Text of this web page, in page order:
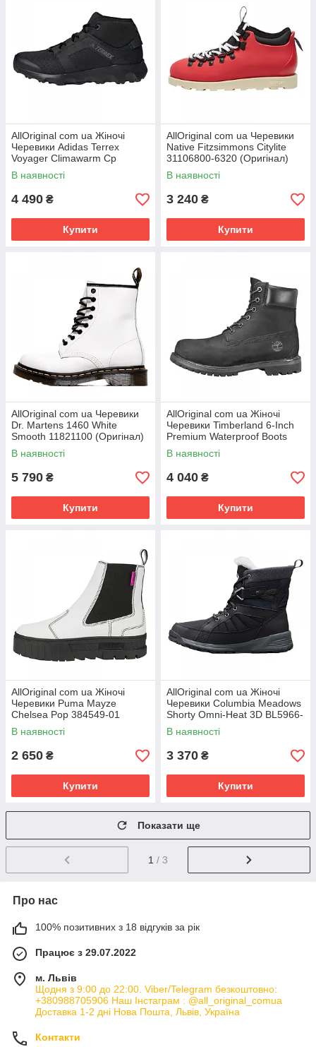
AllOriginal com ua Жіночі
Черевики Adidas Terrex
Voyager Climawarm Cp
S80808 (Оригінал) РОЗМІРИ
ЗАПИТУЙТЕ
В наявності
4 490 ₴
Купити
AllOriginal com ua Черевики
Native Fitzsimmons Citylite
31106800-6320 (Оригінал)
РОЗМІРИ ЗАПИТУЙТЕ
В наявності
3 240 ₴
Купити
AllOriginal com ua Черевики
Dr. Martens 1460 White
Smooth 11821100 (Оригінал)
РОЗМІРИ ЗАПИТУЙТЕ
В наявності
5 790 ₴
Купити
AllOriginal com ua Жіночі
Черевики Timberland 6-Inch
Premium Waterproof Boots
08658A-001 (Оригінал)
РОЗМІРИ
В наявності
4 040 ₴
Купити
AllOriginal com ua Жіночі
Черевики Puma Mayze
Chelsea Pop 384549-01
(Оригінал) РОЗМІРИ
ЗАПИТУЙТЕ
В наявності
2 650 ₴
Купити
AllOriginal com ua Жіночі
Черевики Columbia Meadows
Shorty Omni-Heat 3D BL5966-
010 (Оригінал) РОЗМІРИ
В наявності
3 370 ₴
Купити
Показати ще
1 / 3
Про нас
100% позитивних з 18 відгуків за рік
Працює з 29.07.2022
м. Львів
Щодня з 9:00 до 22:00. Viber/Telegram безкоштовно:
+380988705906 Наш Інстаграм : @all_original_comua
Доставка 1-2 дні Нова Пошта, Львів, Україна
Контакти